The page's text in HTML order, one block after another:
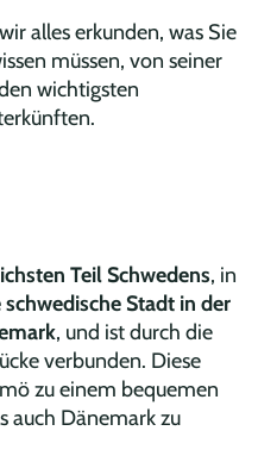
alles erkunden, was Sie
müssen, von seiner
wichtigsten
Teil Schwedens, in
schwedische Stadt in der
, und ist durch die
verbunden. Diese
zu einem bequemen
auch Dänemark zu